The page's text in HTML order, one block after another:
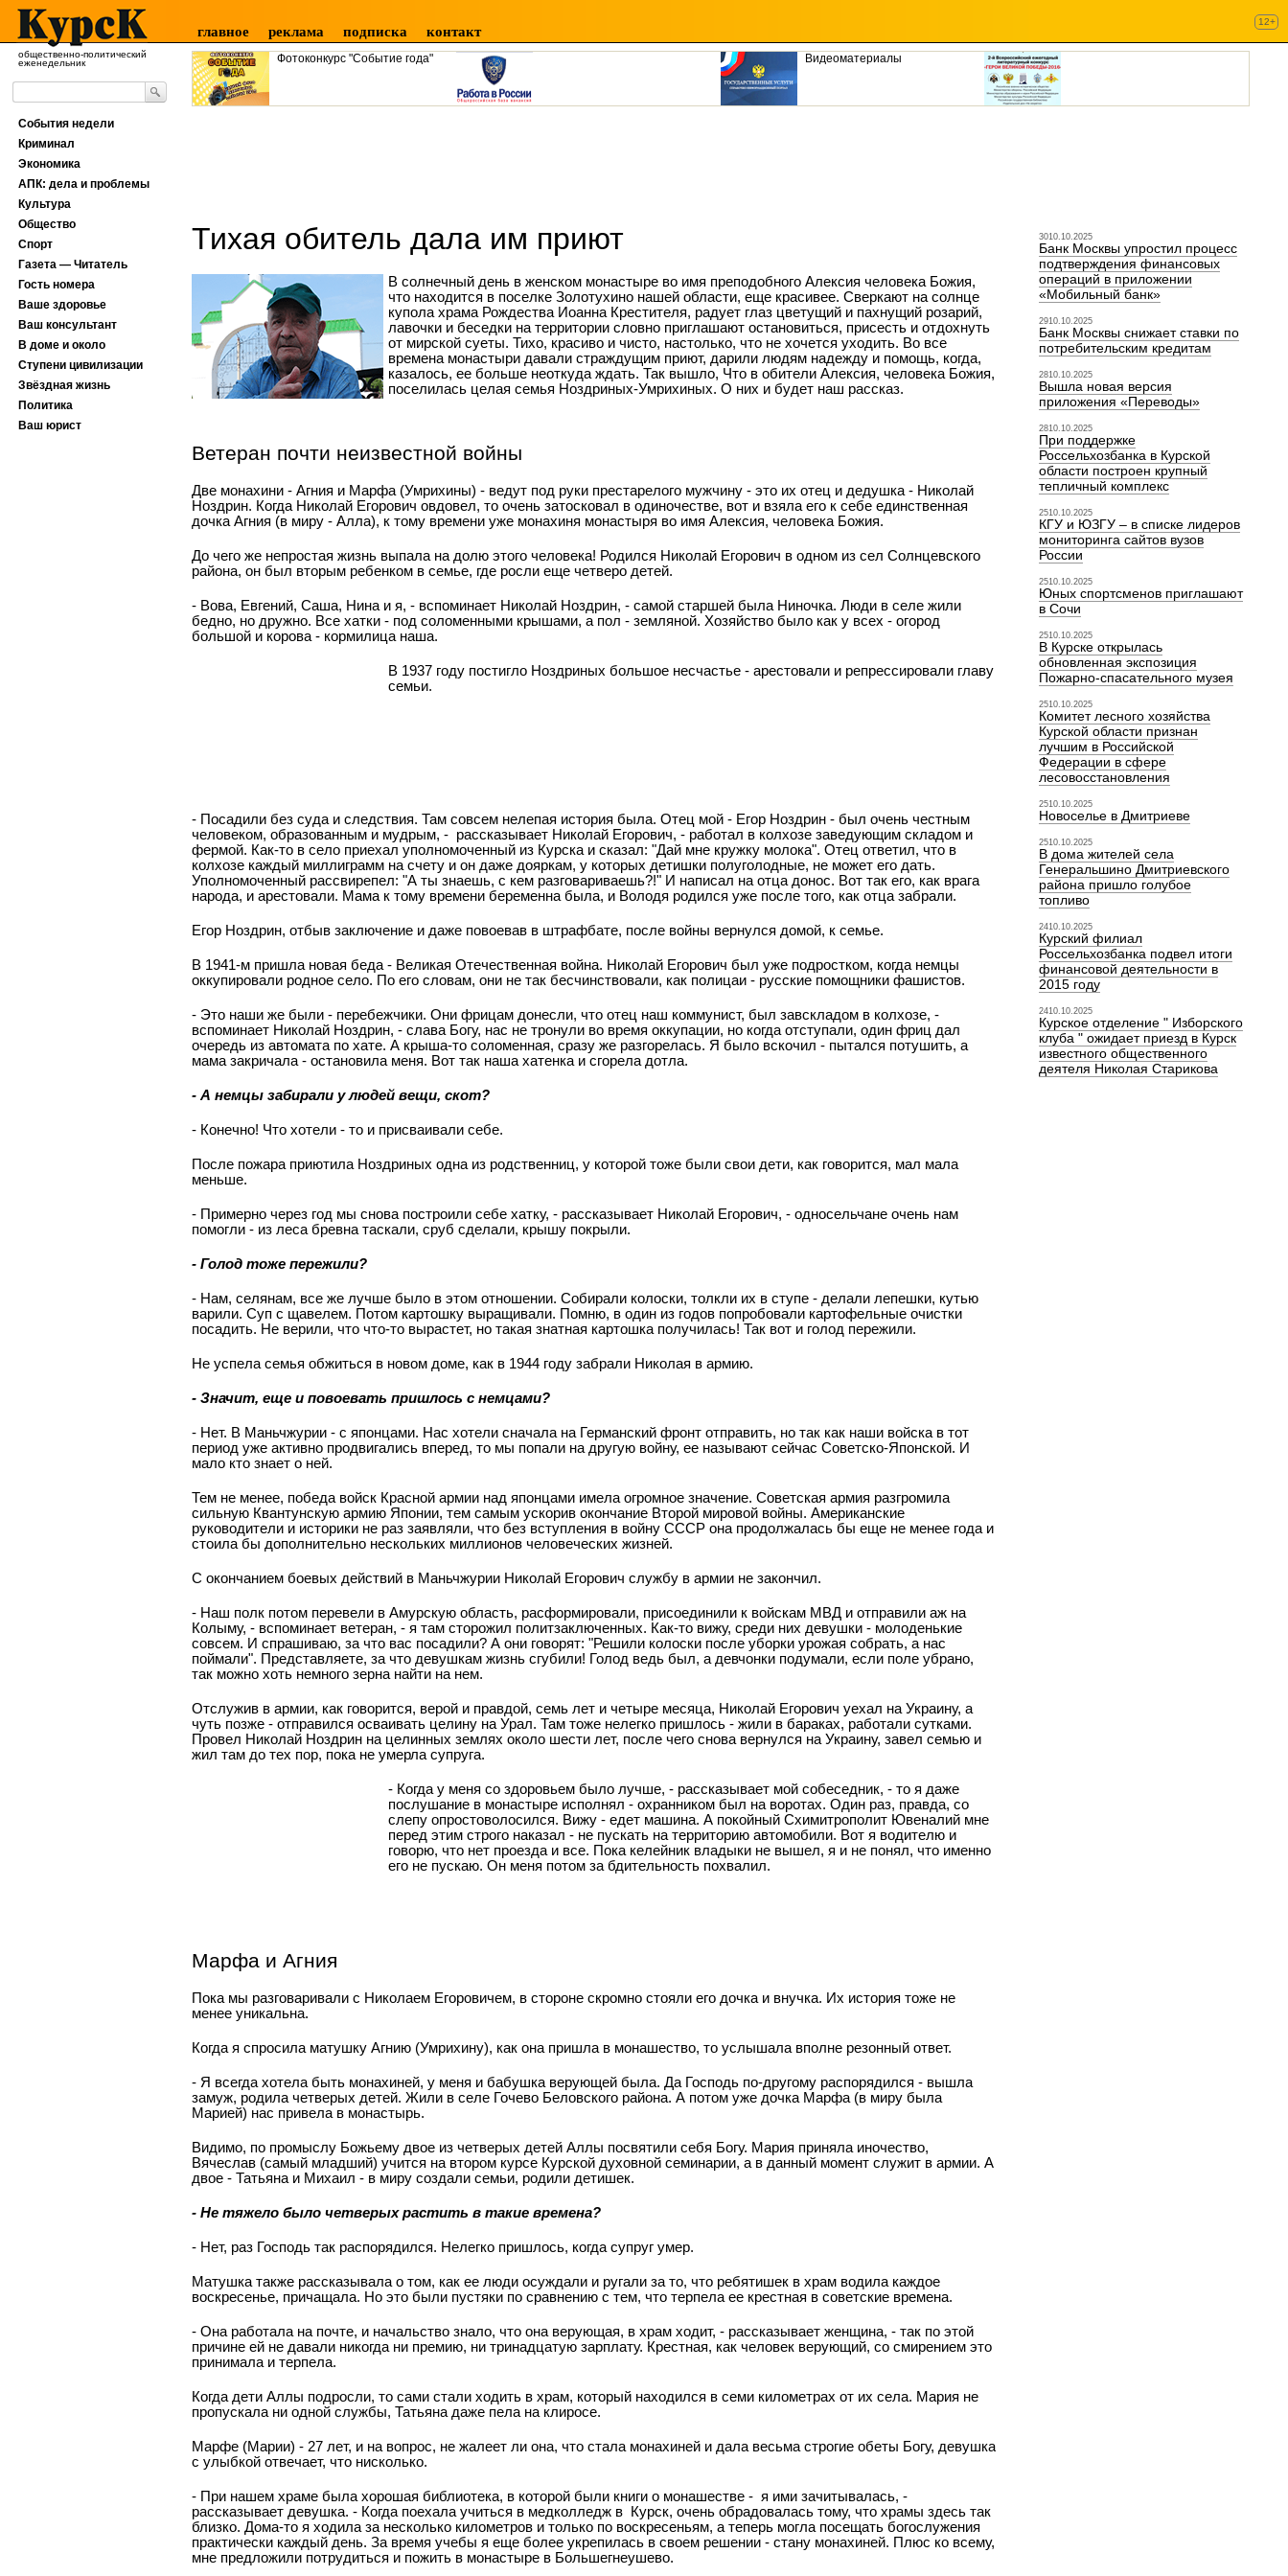
общественно-политический
еженедельник
главное реклама подписка контакт
12+
Фотоконкурс "Событие года" Видеоматериалы
Тихая обитель дала им приют
В солнечный день в женском монастыре во имя преподобного Алексия человека Божия,
что находится в поселке Золотухино нашей области, еще красивее. Сверкают на солнце
купола храма Рождества Иоанна Крестителя, радует глаз цветущий и пахнущий розарий,
лавочки и беседки на территории словно приглашают остановиться, присесть и отдохнуть
от мирской суеты. Тихо, красиво и чисто, настолько, что не хочется уходить. Во все
времена монастыри давали страждущим приют, дарили людям надежду и помощь, когда,
казалось, ее больше неоткуда ждать. Так вышло, Что в обители Алексия, человека Божия,
поселилась целая семья Ноздриных-Умрихиных. О них и будет наш рассказ.
Ветеран почти неизвестной войны
Две монахини - Агния и Марфа (Умрихины) - ведут под руки престарелого мужчину - это их отец и дедушка - Николай
Ноздрин. Когда Николай Егорович овдовел, то очень затосковал в одиночестве, вот и взяла его к себе единственная
дочка Агния (в миру - Алла), к тому времени уже монахиня монастыря во имя Алексия, человека Божия.
До чего же непростая жизнь выпала на долю этого человека! Родился Николай Егорович в одном из сел Солнцевского
района, он был вторым ребенком в семье, где росли еще четверо детей.
- Вова, Евгений, Саша, Нина и я, - вспоминает Николай Ноздрин, - самой старшей была Ниночка. Люди в селе жили
бедно, но дружно. Все хатки - под соломенными крышами, а пол - земляной. Хозяйство было как у всех - огород
большой и корова - кормилица наша.
В 1937 году постигло Ноздриных большое несчастье - арестовали и репрессировали главу
семьи.
- Посадили без суда и следствия. Там совсем нелепая история была. Отец мой - Егор Ноздрин - был очень честным
человеком, образованным и мудрым, - рассказывает Николай Егорович, - работал в колхозе заведующим складом и
фермой. Как-то в село приехал уполномоченный из Курска и сказал: "Дай мне кружку молока". Отец ответил, что в
колхозе каждый миллиграмм на счету и он даже дояркам, у которых детишки полуголодные, не может его дать.
Уполномоченный рассвирепел: "А ты знаешь, с кем разговариваешь?!" И написал на отца донос. Вот так его, как врага
народа, и арестовали. Мама к тому времени беременна была, и Володя родился уже после того, как отца забрали.
Егор Ноздрин, отбыв заключение и даже повоевав в штрафбате, после войны вернулся домой, к семье.
В 1941-м пришла новая беда - Великая Отечественная война. Николай Егорович был уже подростком, когда немцы
оккупировали родное село. По его словам, они не так бесчинствовали, как полицаи - русские помощники фашистов.
- Это наши же были - перебежчики. Они фрицам донесли, что отец наш коммунист, был завскладом в колхозе, -
вспоминает Николай Ноздрин, - слава Богу, нас не тронули во время оккупации, но когда отступали, один фриц дал
очередь из автомата по хате. А крыша-то соломенная, сразу же разгорелась. Я было вскочил - пытался потушить, а
мама закричала - остановила меня. Вот так наша хатенка и сгорела дотла.
- А немцы забирали у людей вещи, скот?
- Конечно! Что хотели - то и присваивали себе.
После пожара приютила Ноздриных одна из родственниц, у которой тоже были свои дети, как говорится, мал мала
меньше.
- Примерно через год мы снова построили себе хатку, - рассказывает Николай Егорович, - односельчане очень нам
помогли - из леса бревна таскали, сруб сделали, крышу покрыли.
- Голод тоже пережили?
- Нам, селянам, все же лучше было в этом отношении. Собирали колоски, толкли их в ступе - делали лепешки, кутью
варили. Суп с щавелем. Потом картошку выращивали. Помню, в один из годов попробовали картофельные очистки
посадить. Не верили, что что-то вырастет, но такая знатная картошка получилась! Так вот и голод пережили.
Не успела семья обжиться в новом доме, как в 1944 году забрали Николая в армию.
- Значит, еще и повоевать пришлось с немцами?
- Нет. В Маньчжурии - с японцами. Нас хотели сначала на Германский фронт отправить, но так как наши войска в тот
период уже активно продвигались вперед, то мы попали на другую войну, ее называют сейчас Советско-Японской. И
мало кто знает о ней.
Тем не менее, победа войск Красной армии над японцами имела огромное значение. Советская армия разгромила
сильную Квантунскую армию Японии, тем самым ускорив окончание Второй мировой войны. Американские
руководители и историки не раз заявляли, что без вступления в войну СССР она продолжалась бы еще не менее года и
стоила бы дополнительно нескольких миллионов человеческих жизней.
С окончанием боевых действий в Маньчжурии Николай Егорович службу в армии не закончил.
- Наш полк потом перевели в Амурскую область, расформировали, присоединили к войскам МВД и отправили аж на
Колыму, - вспоминает ветеран, - я там сторожил политзаключенных. Как-то вижу, среди них девушки - молоденькие
совсем. И спрашиваю, за что вас посадили? А они говорят: "Решили колоски после уборки урожая собрать, а нас
поймали". Представляете, за что девушкам жизнь сгубили! Голод ведь был, а девчонки подумали, если поле убрано,
так можно хоть немного зерна найти на нем.
Отслужив в армии, как говорится, верой и правдой, семь лет и четыре месяца, Николай Егорович уехал на Украину, а
чуть позже - отправился осваивать целину на Урал. Там тоже нелегко пришлось - жили в бараках, работали сутками.
Провел Николай Ноздрин на целинных землях около шести лет, после чего снова вернулся на Украину, завел семью и
жил там до тех пор, пока не умерла супруга.
- Когда у меня со здоровьем было лучше, - рассказывает мой собеседник, - то я даже
послушание в монастыре исполнял - охранником был на воротах. Один раз, правда, со
слепу опростоволосился. Вижу - едет машина. А покойный Схимитрополит Ювеналий мне
перед этим строго наказал - не пускать на территорию автомобили. Вот я водителю и
говорю, что нет проезда и все. Пока келейник владыки не вышел, я и не понял, что именно
его не пускаю. Он меня потом за бдительность похвалил.
Марфа и Агния
Пока мы разговаривали с Николаем Егоровичем, в стороне скромно стояли его дочка и внучка. Их история тоже не
менее уникальна.
Когда я спросила матушку Агнию (Умрихину), как она пришла в монашество, то услышала вполне резонный ответ.
- Я всегда хотела быть монахиней, у меня и бабушка верующей была. Да Господь по-другому распорядился - вышла
замуж, родила четверых детей. Жили в селе Гочево Беловского района. А потом уже дочка Марфа (в миру была
Марией) нас привела в монастырь.
Видимо, по промыслу Божьему двое из четверых детей Аллы посвятили себя Богу. Мария приняла иночество,
Вячеслав (самый младший) учится на втором курсе Курской духовной семинарии, а в данный момент служит в армии. А
двое - Татьяна и Михаил - в миру создали семьи, родили детишек.
- Не тяжело было четверых растить в такие времена?
- Нет, раз Господь так распорядился. Нелегко пришлось, когда супруг умер.
Матушка также рассказывала о том, как ее люди осуждали и ругали за то, что ребятишек в храм водила каждое
воскресенье, причащала. Но это были пустяки по сравнению с тем, что терпела ее крестная в советские времена.
- Она работала на почте, и начальство знало, что она верующая, в храм ходит, - рассказывает женщина, - так по этой
причине ей не давали никогда ни премию, ни тринадцатую зарплату. Крестная, как человек верующий, со смирением это
принимала и терпела.
Когда дети Аллы подросли, то сами стали ходить в храм, который находился в семи километрах от их села. Мария не
пропускала ни одной службы, Татьяна даже пела на клиросе.
Марфе (Марии) - 27 лет, и на вопрос, не жалеет ли она, что стала монахиней и дала весьма строгие обеты Богу, девушка
с улыбкой отвечает, что нисколько.
- При нашем храме была хорошая библиотека, в которой были книги о монашестве - я ими зачитывалась, -
рассказывает девушка. - Когда поехала учиться в медколледж в Курск, очень обрадовалась тому, что храмы здесь так
близко. Дома-то я ходила за несколько километров и только по воскресеньям, а теперь могла посещать богослужения
практически каждый день. За время учебы я еще более укрепилась в своем решении - стану монахиней. Плюс ко всему,
мне предложили потрудиться и пожить в монастыре в Большегнеушево.
3010.10.2025
Банк Москвы упростил процесс
подтверждения финансовых
операций в приложении
«Мобильный банк»
2910.10.2025
Банк Москвы снижает ставки по
потребительским кредитам
2810.10.2025
Вышла новая версия
приложения «Переводы»
2810.10.2025
При поддержке
Россельхозбанка в Курской
области построен крупный
тепличный комплекс
2510.10.2025
КГУ и ЮЗГУ – в списке лидеров
мониторинга сайтов вузов
России
2510.10.2025
Юных спортсменов приглашают
в Сочи
2510.10.2025
В Курске открылась
обновленная экспозиция
Пожарно-спасательного музея
2510.10.2025
Комитет лесного хозяйства
Курской области признан
лучшим в Российской
Федерации в сфере
лесовосстановления
2510.10.2025
Новоселье в Дмитриеве
2510.10.2025
В дома жителей села
Генеральшино Дмитриевского
района пришло голубое
топливо
2410.10.2025
Курский филиал
Россельхозбанка подвел итоги
финансовой деятельности в
2015 году
2410.10.2025
Курское отделение " Изборского
клуба " ожидает приезд в Курск
известного общественного
деятеля Николая Старикова
События недели
Криминал
Экономика
АПК: дела и проблемы
Культура
Общество
Спорт
Газета — Читатель
Гость номера
Ваше здоровье
Ваш консультант
В доме и около
Ступени цивилизации
Звёздная жизнь
Политика
Ваш юрист